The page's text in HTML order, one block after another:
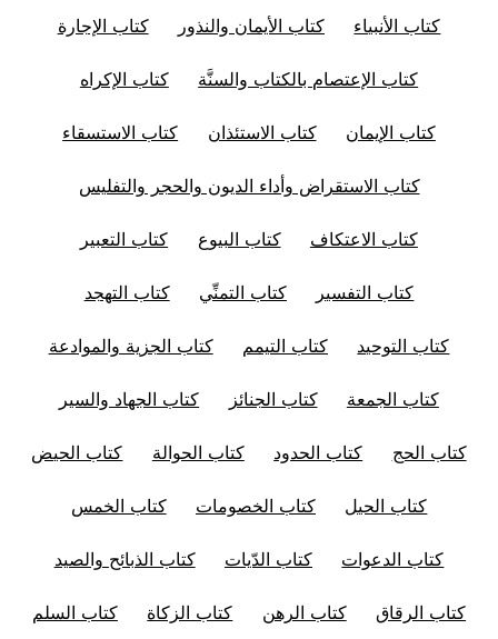
كتاب الأنبياء كتاب الأيمان والنذور كتاب الإجارة
كتاب الإعتصام بالكتاب والسنَّة كتاب الإكراه
كتاب الإيمان كتاب الاستئذان كتاب الاستسقاء
كتاب الاستقراض وأداء الديون والحجر والتفليس
كتاب الاعتكاف كتاب البيوع كتاب التعبير
كتاب التفسير كتاب التمنِّي كتاب التهجد
كتاب التوحيد كتاب التيمم كتاب الجزية والموادعة
كتاب الجمعة كتاب الجنائز كتاب الجهاد والسير
كتاب الحج كتاب الحدود كتاب الحوالة كتاب الحيض
كتاب الحيل كتاب الخصومات كتاب الخمس
كتاب الدعوات كتاب الدّيات كتاب الذبائح والصيد
كتاب الرقاق كتاب الرهن كتاب الزكاة كتاب السلم